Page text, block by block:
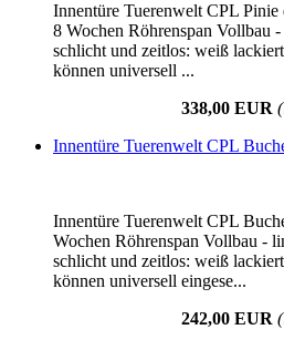
Innentüre Tuerenwelt CPL
8 Wochen Röhrenspan Vollbau
schlicht und zeitlos: weiß
können universell ...
338,00 EUR
Innentüre Tuerenwelt CPL
Innentüre Tuerenwelt CPL
Wochen Röhrenspan Vollbau -
schlicht und zeitlos: weiß
können universell eingese...
242,00 EUR